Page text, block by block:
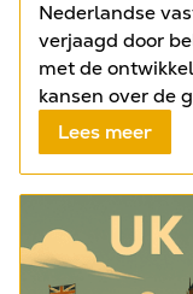
Nederlandse
verjaagd door
met de
kansen over de
Lees meer